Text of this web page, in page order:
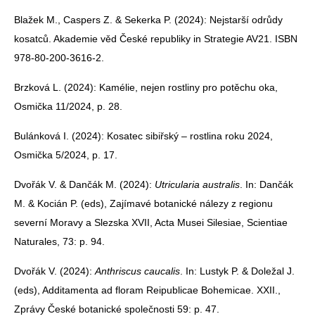
Blažek M., Caspers Z. & Sekerka P. (2024): Nejstarší odrůdy
kosatců. Akademie věd České republiky in Strategie AV21. ISBN
978-80-200-3616-2.
Brzková L. (2024): Kamélie, nejen rostliny pro potěchu oka,
Osmička 11/2024, p. 28.
Bulánková I. (2024): Kosatec sibiřský – rostlina roku 2024,
Osmička 5/2024, p. 17.
Dvořák V. & Dančák M. (2024): Utricularia australis . In: Dančák
M. & Kocián P. (eds), Zajímavé botanické nálezy z regionu
severní Moravy a Slezska XVII, Acta Musei Silesiae, Scientiae
Naturales, 73: p. 94.
Dvořák V. (2024): Anthriscus caucalis . In: Lustyk P. & Doležal J.
(eds), Additamenta ad floram Reipublicae Bohemicae. XXII.,
Zprávy České botanické společnosti 59: p. 47.